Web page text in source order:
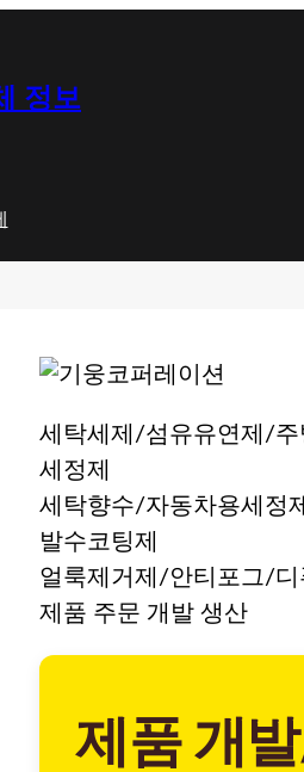
정보
세탁세제/섬유유연제/주
세정제
세탁향수/자동차용세정
발수코팅제
얼룩제거제/안티포그/디
제품 주문 개발 생산
제품 개